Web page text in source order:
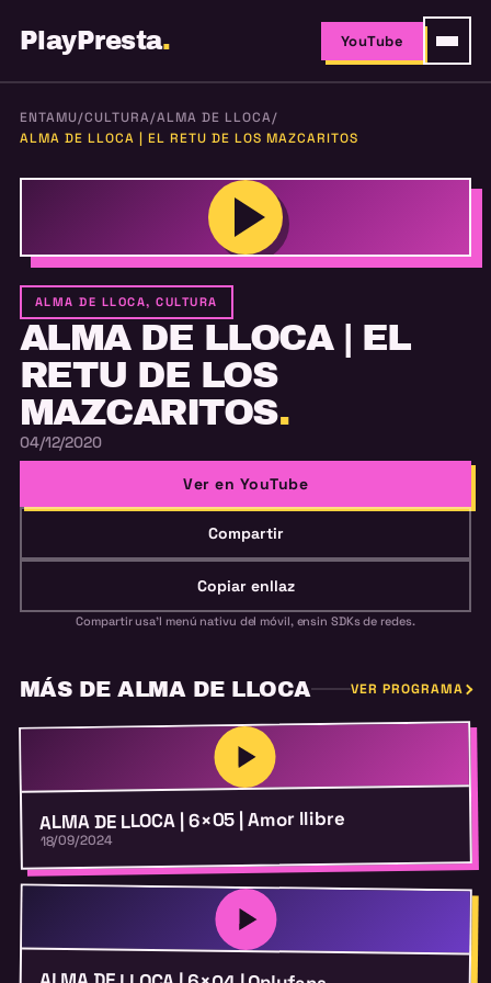
PlayPresta. YouTube
ENTAMU/CULTURA/ALMA DE LLOCA/
ALMA DE LLOCA | EL RETU DE LOS MAZCARITOS
ALMA DE LLOCA, CULTURA
ALMA DE LLOCA | EL
RETU DE LOS
MAZCARITOS.
04/12/2020
Ver en YouTube
Compartir
Copiar enllaz
Compartir usa'l menú nativu del móvil, ensin SDKs de redes.
MÁS DE ALMA DE LLOCA VER PROGRAMA
ALMA DE LLOCA | 6×05 | Amor llibre
18/09/2024